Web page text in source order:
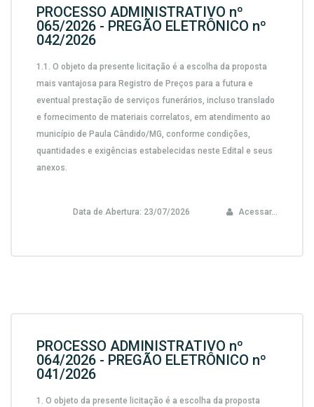
PROCESSO ADMINISTRATIVO nº
065/2026 - PREGÃO ELETRÔNICO nº
042/2026
1.1. O objeto da presente licitação é a escolha da proposta
mais vantajosa para Registro de Preços para a futura e
eventual prestação de serviços funerários, incluso translado
e fornecimento de materiais correlatos, em atendimento ao
município de Paula Cândido/MG, conforme condições,
quantidades e exigências estabelecidas neste Edital e seus
anexos.
Data de Abertura: 23/07/2026 Acessar...
PROCESSO ADMINISTRATIVO nº
064/2026 - PREGÃO ELETRÔNICO nº
041/2026
1. O objeto da presente licitação é a escolha da proposta